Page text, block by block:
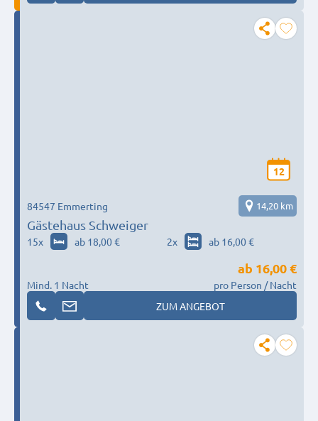
12
Gästehaus Schweiger
84547 Emmerting 14,20 km
15x ab 18,00 € 2x ab 16,00 €
Mind. 1 Nacht
ab 16,00 €
pro Person / Nacht
ZUM ANGEBOT